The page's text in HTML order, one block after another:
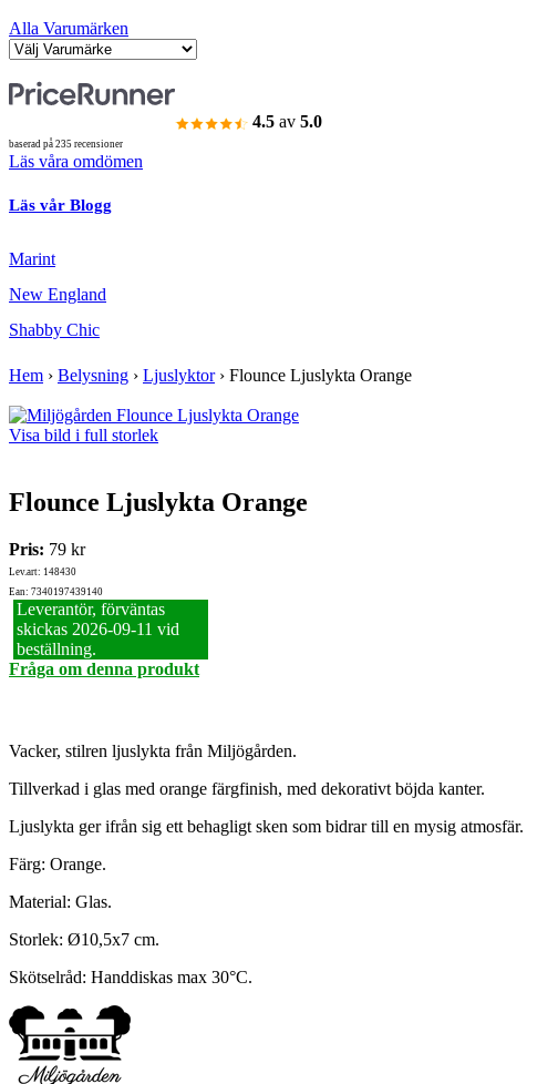
Alla Varumärken
4.5 av 5.0
baserad på 235 recensioner
Läs våra omdömen
Läs vår Blogg
Marint
New England
Shabby Chic
Hem › Belysning › Ljuslyktor› Flounce Ljuslykta Orange
Visa bild i full storlek
Flounce Ljuslykta Orange
Pris: 79 kr
Lev.art: 148430
Ean: 7340197439140
Leverantör, förväntas
skickas 2026‑09‑11 vid
beställning.
Fråga om denna produkt
Vacker, stilren ljuslykta från Miljögården.
Tillverkad i glas med orange färgfinish, med dekorativt böjda kanter.
Ljuslykta ger ifrån sig ett behagligt sken som bidrar till en mysig atmosfär.
Färg: Orange.
Material: Glas.
Storlek: Ø10,5x7 cm.
Skötselråd: Handdiskas max 30°C.